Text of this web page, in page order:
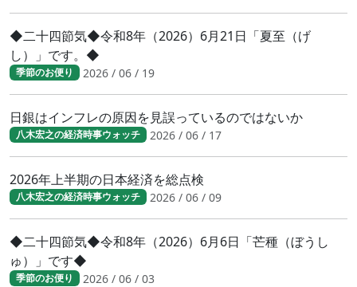
◆二十四節気◆令和8年（2026）6月21日「夏至（げ
し）」です。◆
季節のお便り 2026 / 06 / 19
日銀はインフレの原因を見誤っているのではないか
八木宏之の経済時事ウォッチ 2026 / 06 / 17
2026年上半期の日本経済を総点検
八木宏之の経済時事ウォッチ 2026 / 06 / 09
◆二十四節気◆令和8年（2026）6月6日「芒種（ぼうし
ゅ）」です◆
季節のお便り 2026 / 06 / 03